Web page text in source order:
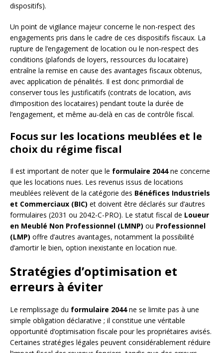
dispositifs).
Un point de vigilance majeur concerne le non-respect des
engagements pris dans le cadre de ces dispositifs fiscaux. La
rupture de l’engagement de location ou le non-respect des
conditions (plafonds de loyers, ressources du locataire)
entraîne la remise en cause des avantages fiscaux obtenus,
avec application de pénalités. Il est donc primordial de
conserver tous les justificatifs (contrats de location, avis
d’imposition des locataires) pendant toute la durée de
l’engagement, et même au-delà en cas de contrôle fiscal.
Focus sur les locations meublées et le
choix du régime fiscal
Il est important de noter que le formulaire 2044ne concerne
que les locations nues. Les revenus issus de locations
meublées relèvent de la catégorie des Bénéfices Industriels
et Commerciaux (BIC) et doivent être déclarés sur d’autres
formulaires (2031 ou 2042-C-PRO). Le statut fiscal de Loueur
en Meublé Non Professionnel (LMNP) ou Professionnel
(LMP) offre d’autres avantages, notamment la possibilité
d’amortir le bien, option inexistante en location nue.
Stratégies d’optimisation et
erreurs à éviter
Le remplissage du formulaire 2044ne se limite pas à une
simple obligation déclarative ; il constitue une véritable
opportunité d’optimisation fiscale pour les propriétaires avisés.
Certaines stratégies légales peuvent considérablement réduire